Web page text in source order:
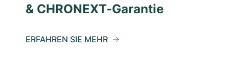
& CHRONEXT-Garantie
ERFAHREN SIE MEHR